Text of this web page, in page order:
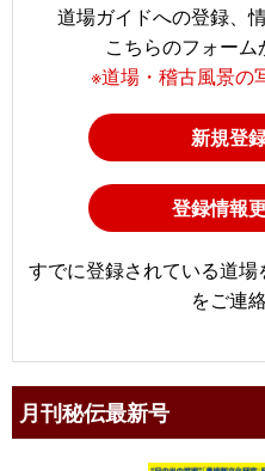
道場ガイドへの登録、
こちらのフォーム
※道場・稽古風景の
新規登
登録情報
すでに登録されている道
をご連
月刊秘伝最新号